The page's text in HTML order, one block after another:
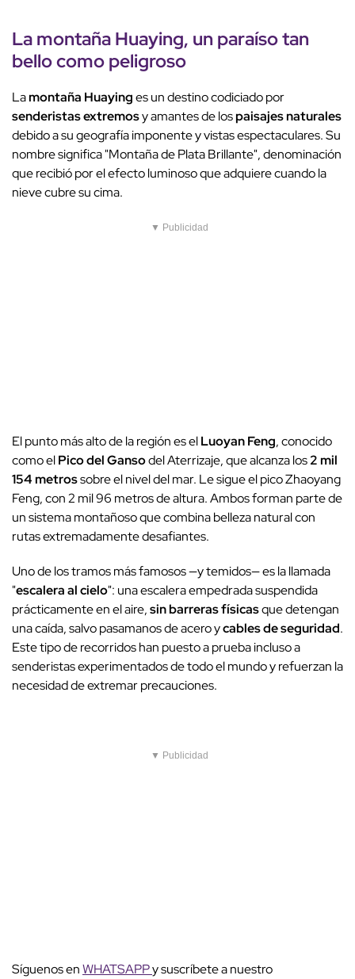
Lamontaña Huaying, un paraíso tan
bello como peligroso
Lamontaña Huayinges un destino codiciado por
senderistas extremosy amantes de lospaisajes naturales
debido a su geografía imponente y vistas espectaculares. Su
nombre significa "Montaña de Plata Brillante", denominación
que recibió por el efecto luminoso que adquiere cuando la
nieve cubre su cima.
▼ Publicidad
El punto más alto de la región es elLuoyan Feng, conocido
como elPico del Gansodel Aterrizaje, que alcanza los2 mil
154 metrossobre el nivel del mar. Le sigue el pico Zhaoyang
Feng, con 2 mil 96 metros de altura. Ambos forman parte de
un sistema montañoso que combina belleza natural con
rutas extremadamente desafiantes.
Uno de los tramos más famosos —y temidos— es la llamada
"escalera al cielo": una escalera empedrada suspendida
prácticamente en el aire,sin barreras físicasque detengan
una caída, salvo pasamanos de acero ycables de seguridad.
Este tipo de recorridos han puesto a prueba incluso a
senderistas experimentados de todo el mundo y refuerzan la
necesidad de extremar precauciones.
▼ Publicidad
Síguenos enWHATSAPPy suscríbete a nuestro